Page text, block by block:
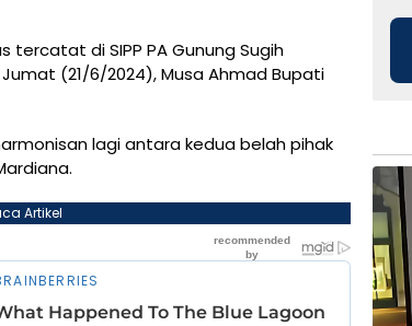
tercatat di SIPP PA Gunung Sugih
(21/6/2024), Musa Ahmad Bupati
lagi antara kedua belah pihak
Artikel